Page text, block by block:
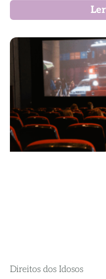
Direitos dos Idosos